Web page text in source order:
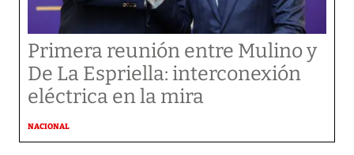
Primera reunión entre Mulino y
De La Espriella: interconexión
eléctrica en la mira
NACIONAL